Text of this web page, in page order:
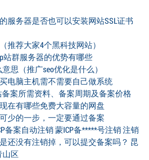
服务器是否也可以安装网站SSL证书
推荐大家4个黑科技网站）
站群服务器的优势有哪些
思（推广seo优化是什么）
电脑主机需不需要自己做系统
备案所需资料、备案周期及备案价格
在有哪些免费大容量的网盘
少的一步，一定要通过备案
备案自动注销 蒙ICP备*****号注销 注销
还没有注销掉，可以提交备案吗？ 昆
山区